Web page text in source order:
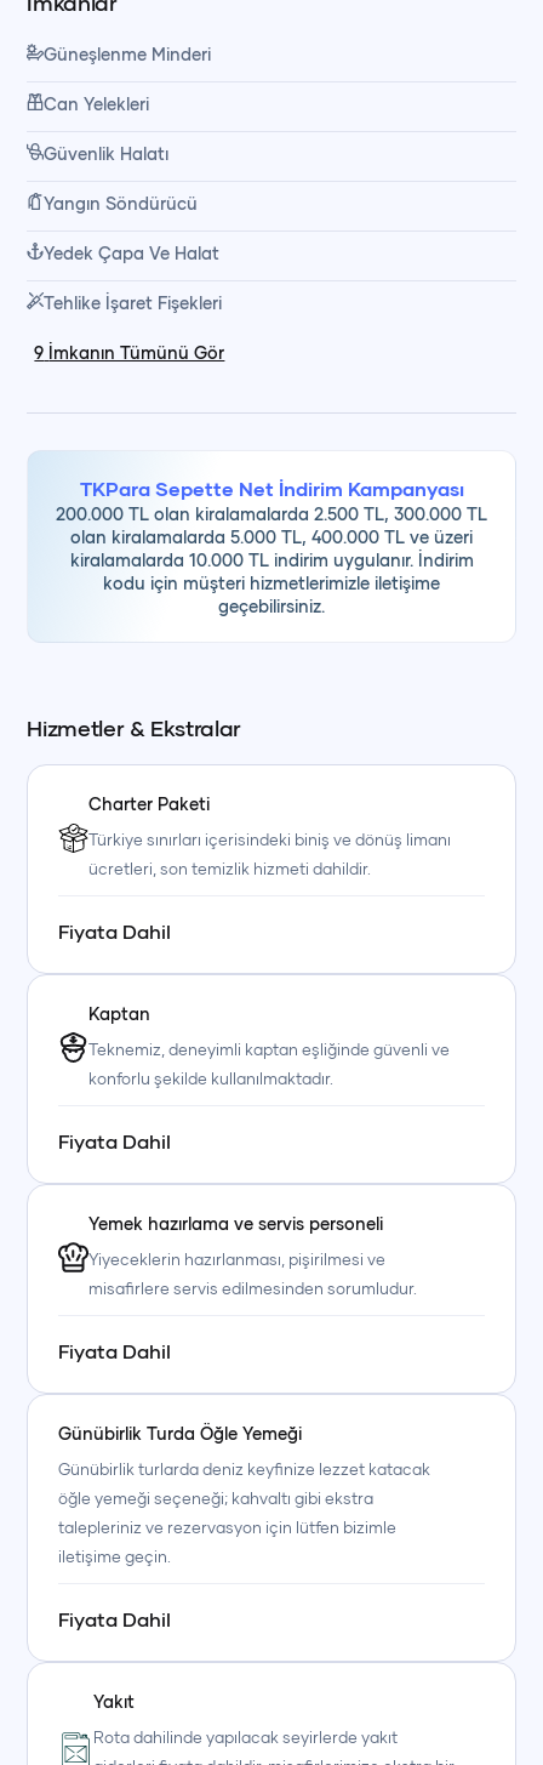
Öğle yemeği (içecekler hariç)
Yakıt
Günübirlik turlarımız, denizde geçirilen keyifli bir gün, leziz
yemekler ve keşfedilecek koylar ile tatilinize unutulmaz
Güneşlenme Minderi
Can Yelekleri
Güvenlik Halatı
Yangın Söndürücü
Yedek Çapa Ve Halat
Tehlike İşaret Fişekleri
9 İmkanın Tümünü Gör
TKPara Sepette Net İndirim Kampanyası
200.000 TL olan kiralamalarda 2.500 TL, 300.000 TL
olan kiralamalarda 5.000 TL, 400.000 TL ve üzeri
kiralamalarda 10.000 TL indirim uygulanır. İndirim
kodu için müşteri hizmetlerimizle iletişime
geçebilirsiniz.
Hizmetler & Ekstralar
Charter Paketi
Türkiye sınırları içerisindeki biniş ve dönüş limanı
ücretleri, son temizlik hizmeti dahildir.
Fiyata Dahil
Kaptan
Teknemiz, deneyimli kaptan eşliğinde güvenli ve
konforlu şekilde kullanılmaktadır.
Fiyata Dahil
Yemek hazırlama ve servis personeli
Yiyeceklerin hazırlanması, pişirilmesi ve
misafirlere servis edilmesinden sorumludur.
Fiyata Dahil
Günübirlik Turda Öğle Yemeği
Günübirlik turlarda deniz keyfinize lezzet katacak
öğle yemeği seçeneği; kahvaltı gibi ekstra
talepleriniz ve rezervasyon için lütfen bizimle
iletişime geçin.
Fiyata Dahil
Yakıt
Rota dahilinde yapılacak seyirlerde yakıt